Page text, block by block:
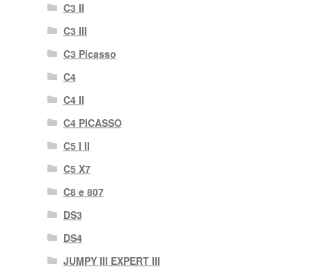
C3 II
C3 III
C3 Picasso
C4
C4 II
C4 PICASSO
C5 I II
C5 X7
C8 e 807
DS3
DS4
JUMPY III EXPERT III